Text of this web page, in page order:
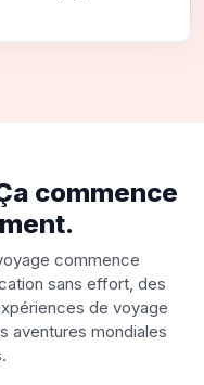
commence
commence
sans effort, des
de voyage
aventures mondiales